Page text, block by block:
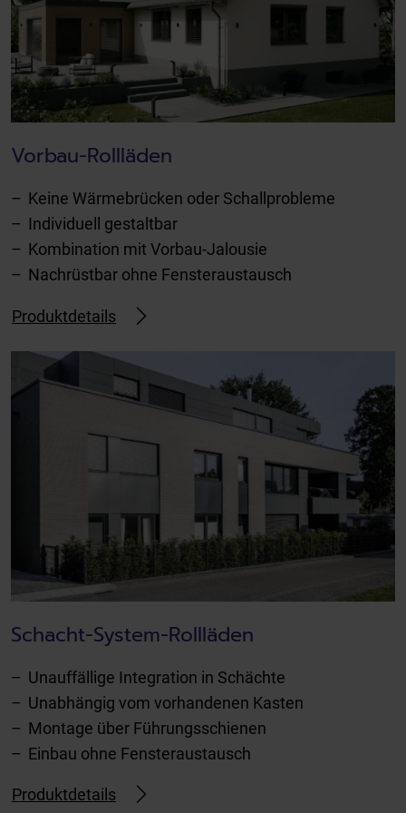
Vorbau-Rollläden
Keine Wärmebrücken oder Schallprobleme
Individuell gestaltbar
Kombination mit Vorbau-Jalousie
Nachrüstbar ohne Fensteraustausch
Produktdetails
Schacht-System-Rollläden
Unauffällige Integration in Schächte
Unabhängig vom vorhandenen Kasten
Montage über Führungsschienen
Einbau ohne Fensteraustausch
Produktdetails